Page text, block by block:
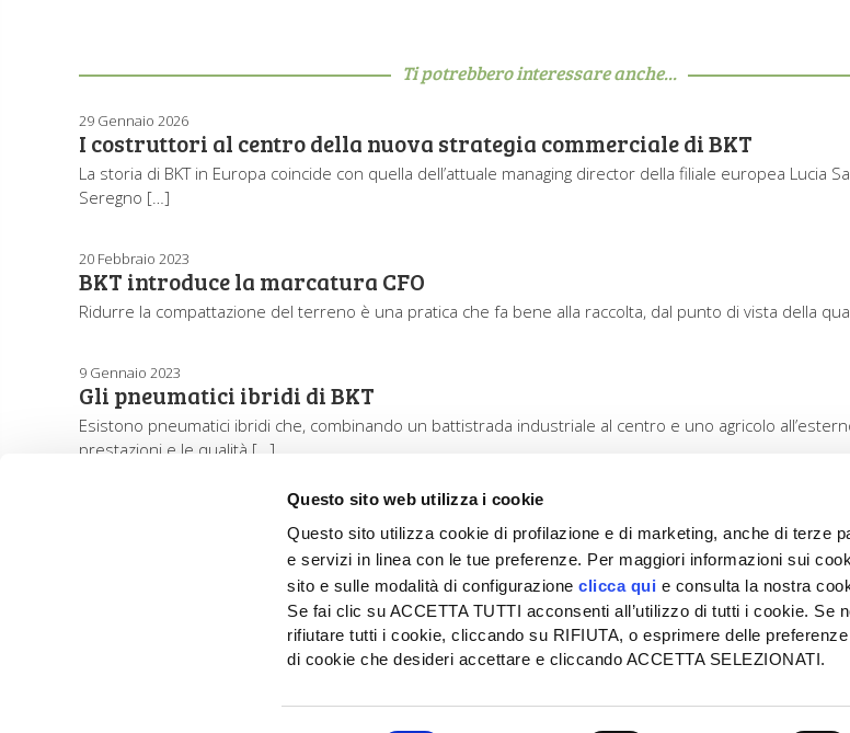
Questo sito web utilizza i cookie
Questo sito utilizza cookie di profilazione e di marketing, anche di terze
e servizi in linea con le tue preferenze. Per maggiori informazioni sui
sito e sulle modalità di configurazioneclicca qui e consulta la nostra
Se fai clic su ACCETTA TUTTI acconsenti all’utilizzo di tutti i cookie. Se
rifiutare tutti i cookie, cliccando su RIFIUTA, o esprimere delle
di cookie che desideri accettare e cliccando ACCETTA SELEZIONATI.
Ti potrebbero interessare anche...
29 Gennaio 2026
I costruttori al centro della nuova strategia commerciale di BKT
La storia di BKT in Europa coincide con quella dell’attuale managing director della filiale europea Lucia
Seregno […]
20 Febbraio 2023
BKT introduce la marcatura CFO
Ridurre la compattazione del terreno è una pratica che fa bene alla raccolta, dal punto di vista della
9 Gennaio 2023
Gli pneumatici ibridi di BKT
Esistono pneumatici ibridi che, combinando un battistrada industriale al centro e uno agricolo
prestazioni e le qualità […]
EDIZIONI L'INFORMATORE AGRARIO Srl
SEDE
Tel + 39.045.8057511
info@informatoreagrario.it